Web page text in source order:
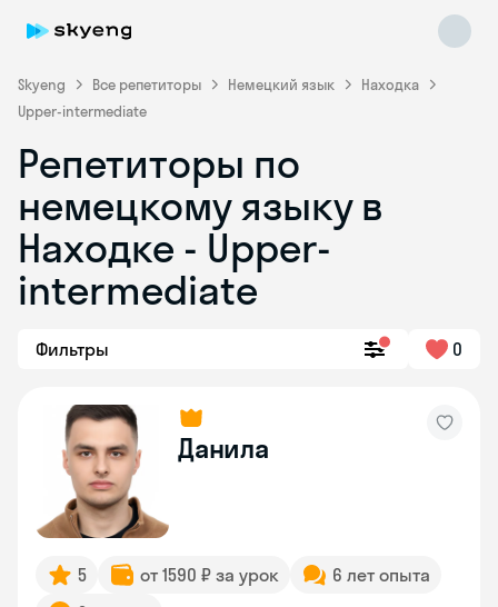
Skyeng Все репетиторы Немецкий язык
Находка
Upper-intermediate
Репетиторы по
немецкому языку в
Находке - Upper-
intermediate
Фильтры 0
Данила
5 от 1590 ₽ за урок
6 лет опыта
Skyeng Chat